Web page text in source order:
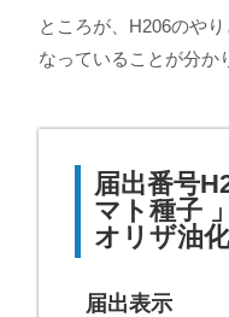
ところが、H206のや
なっていることが分か
届出番号
マト種子 」
オリザ油
届出表示